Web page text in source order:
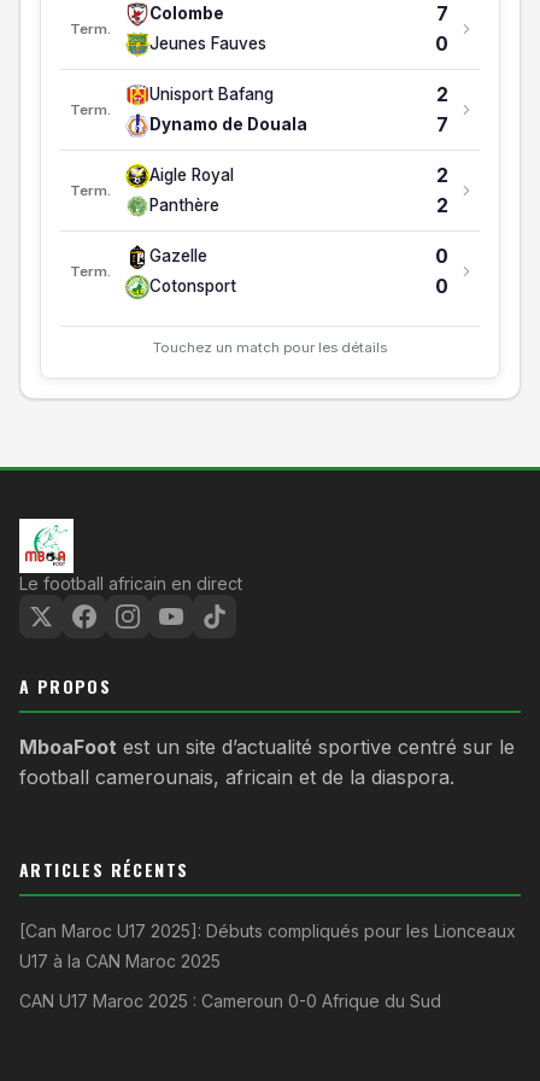
2
Fortuna Mfou
1 -2 0
Term.
Colombe 7
Jeunes Fauves 0
Term.
Unisport Bafang 2
Dynamo de Douala 7
Term.
Aigle Royal 2
Panthère 2
Term.
Gazelle 0
Cotonsport 0
Touchez un match pour les détails
Le football africain en direct
A PROPOS
MboaFoot est un site d’actualité sportive centré sur le
football camerounais, africain et de la diaspora.
ARTICLES RÉCENTS
[Can Maroc U17 2025]: Débuts compliqués pour les Lionceaux
U17 à la CAN Maroc 2025
CAN U17 Maroc 2025 : Cameroun 0-0 Afrique du Sud